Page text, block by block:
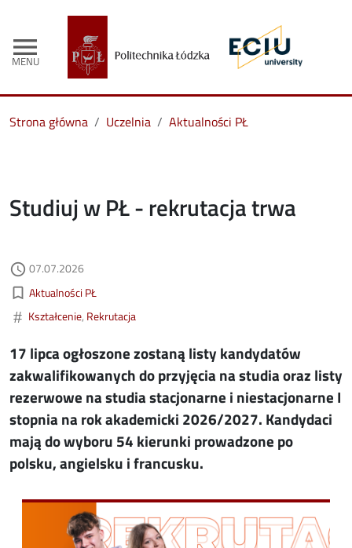
menu
MENU
Strona główna Uczelnia Aktualności PŁ
Studiuj w PŁ - rekrutacja trwa
access_time Data dodania
07.07.2026
bookmark_border Kategorie aktualności
Aktualności PŁ
# Kształcenie Rekrutacja
17 lipca ogłoszone zostaną listy kandydatów
zakwalifikowanych do przyjęcia na studia oraz listy
rezerwowe na studia stacjonarne i niestacjonarne I
stopnia na rok akademicki 2026/2027. Kandydaci
mają do wyboru 54 kierunki prowadzone po
polsku, angielsku i francusku.
Image